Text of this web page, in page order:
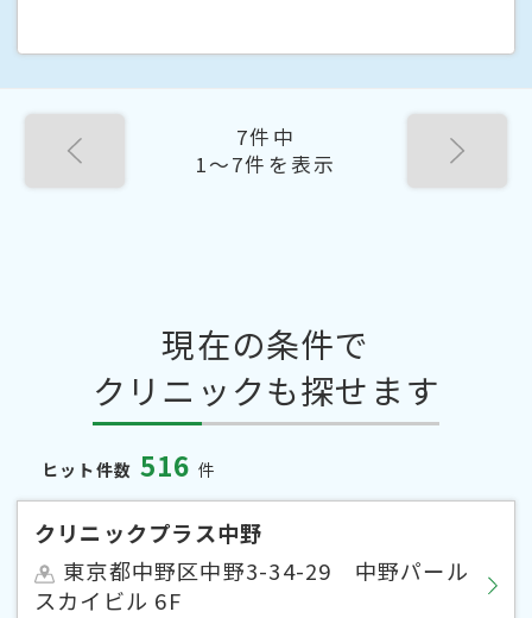
7件中
1〜7件を表示
現在の条件で
クリニックも探せます
ヒット件数 516 件
クリニックプラス中野
東京都中野区中野3-34-29 中野パール
スカイビル 6F